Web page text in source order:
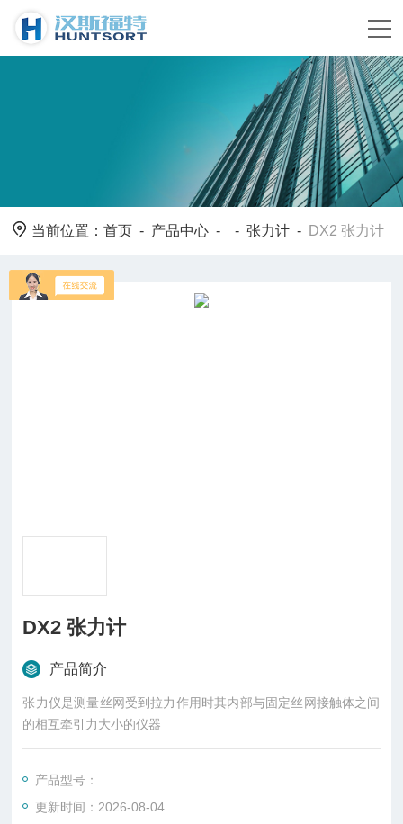
当前位置：首页 - 产品中心 - -张力计 - DX2 张力计
DX2 张力计
产品简介
张力仪是测量丝网受到拉力作用时其内部与固定丝网接触体之间
的相互牵引力大小的仪器
产品型号：
更新时间：2026-08-04